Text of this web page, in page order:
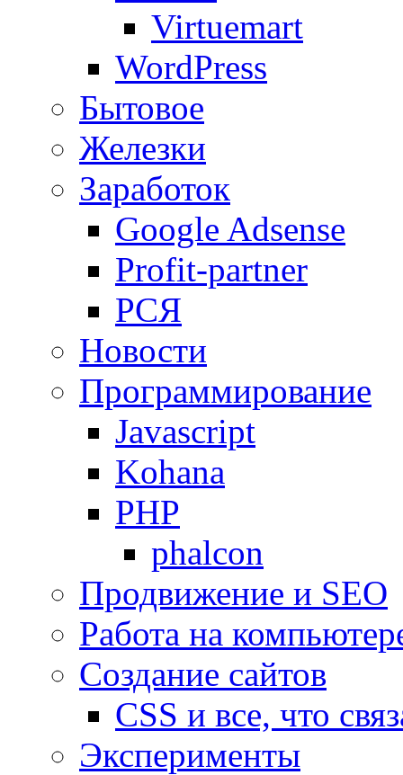
Virtuemart
WordPress
Бытовое
Железки
Заработок
Google Adsense
Profit-partner
РСЯ
Новости
Программирование
Javascript
Kohana
PHP
phalcon
Продвижение и SEO
Работа на
Создание сайтов
CSS и все, что
Эксперименты